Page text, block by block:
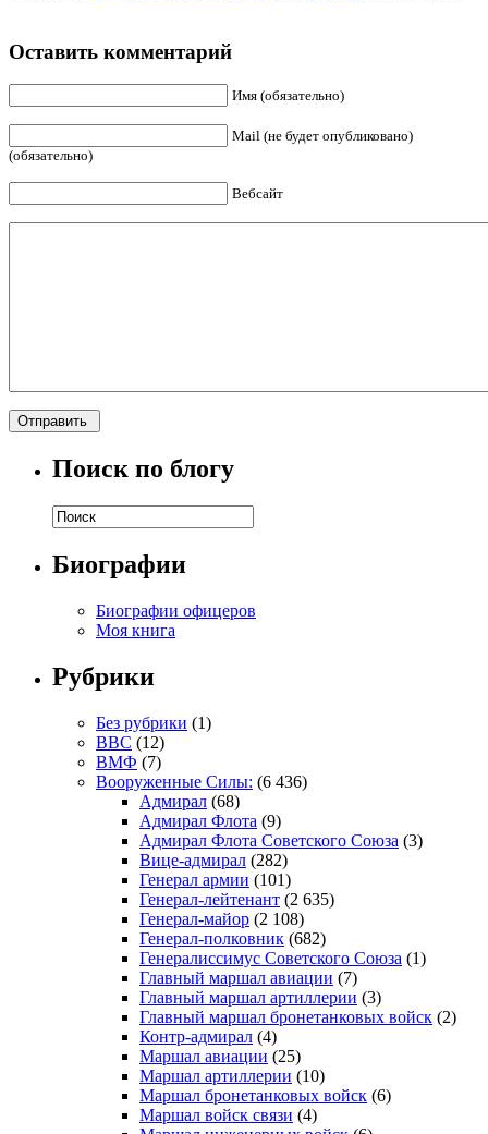
Оставить комментарий
Имя (обязательно)
Mail (не будет опубликовано)
(обязательно)
Вебсайт
Поиск по блогу
Биографии
Биографии офицеров
Моя книга
Рубрики
Без рубрики (1)
ВВС (12)
ВМФ (7)
Вооруженные Силы: (6 436)
Адмирал (68)
Адмирал Флота (9)
Адмирал Флота Советского Союза (3)
Вице-адмирал (282)
Генерал армии (101)
Генерал-лейтенант (2 635)
Генерал-майор (2 108)
Генерал-полковник (682)
Генералиссимус Советского Союза (1)
Главный маршал авиации (7)
Главный маршал артиллерии (3)
Главный маршал бронетанковых войск (2)
Контр-адмирал (4)
Маршал авиации (25)
Маршал артиллерии (10)
Маршал бронетанковых войск (6)
Маршал войск связи (4)